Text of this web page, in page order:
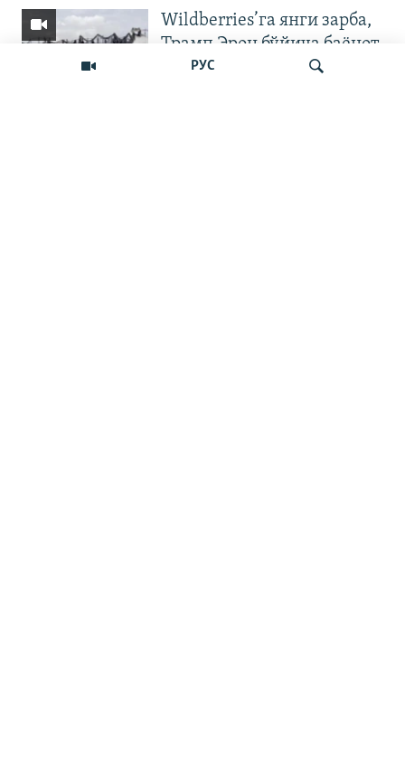
РУС
Wildberries’га янги зарба,
Трамп Эрон бўйича баёнот
қилди